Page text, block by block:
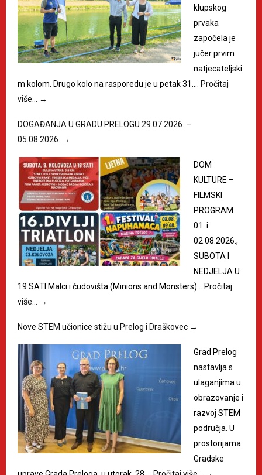
klupskog
prvaka
započela je
jučer prvim
natjecateljski
m kolom. Drugo kolo na rasporedu je u petak 31.…
Pročitaj
više…
→
DOGAĐANJA U GRADU PRELOGU 29.07.2026. –
05.08.2026. →
DOM
KULTURE –
FILMSKI
PROGRAM
01. i
02.08.2026.,
SUBOTA I
NEDJELJA U
19 SATI Malci i čudovišta (Minions and Monsters)…
Pročitaj
više…
→
Nove STEM učionice stižu u Prelog i Draškovec →
Grad Prelog
nastavlja s
ulaganjima u
obrazovanje i
razvoj STEM
područja. U
prostorijama
Gradske